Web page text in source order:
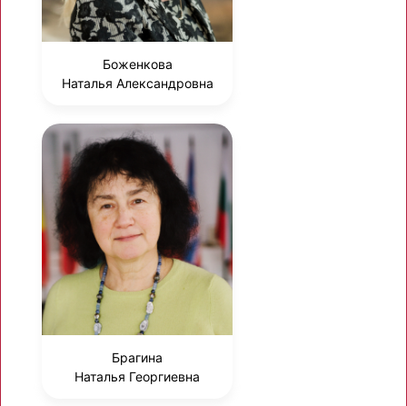
Боженкова
Наталья Александровна
Брагина
Наталья Георгиевна